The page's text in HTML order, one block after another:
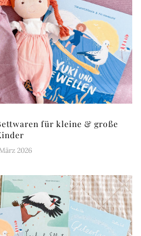
für kleine & große
2026